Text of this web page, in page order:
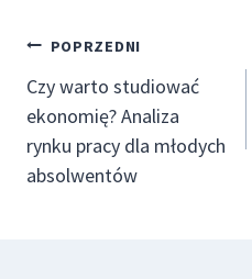
Nawigacja
wpisu
POPRZEDNI
Czy warto studiować
ekonomię? Analiza
rynku pracy dla młodych
absolwentów